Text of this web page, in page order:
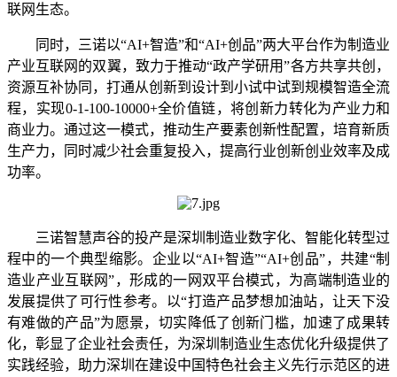
联网生态。
同时，三诺以“AI+智造”和“AI+创品”两大平台作为制造业
产业互联网的双翼，致力于推动“政产学研用”各方共享共创，
资源互补协同，打通从创新到设计到小试中试到规模智造全流
程，实现0-1-100-10000+全价值链，将创新力转化为产业力和
商业力。通过这一模式，推动生产要素创新性配置，培育新质
生产力，同时减少社会重复投入，提高行业创新创业效率及成
功率。
三诺智慧声谷的投产是深圳制造业数字化、智能化转型过
程中的一个典型缩影。企业以“AI+智造”“AI+创品”，共建“制
造业产业互联网”，形成的一网双平台模式，为高端制造业的
发展提供了可行性参考。以“打造产品梦想加油站，让天下没
有难做的产品”为愿景，切实降低了创新门槛，加速了成果转
化，彰显了企业社会责任，为深圳制造业生态优化升级提供了
实践经验，助力深圳在建设中国特色社会主义先行示范区的进